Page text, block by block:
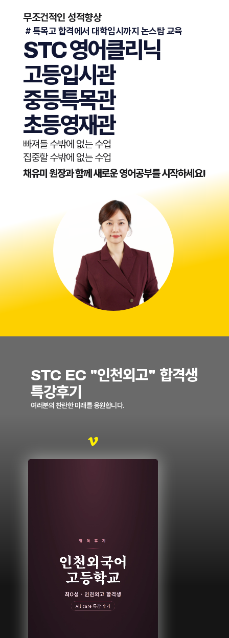
무조건적인 성적향상
​ # 특목고 합격에서 대학입시까지 논스탑 교육
STC 영어클리닉
고등입시관
중등특목관
초등영재관
빠져들 수밖에 없는 수업
집중할 수밖에 없는 수업
채유미 원장과 함께 새로운 영어공부를 시작하세요!
STC EC "인천외고" 합격생
특강후기
여러분의 찬란한 미래를 응원합니다.